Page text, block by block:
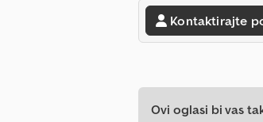
Kontaktirajte
Ovi oglasi bi vas